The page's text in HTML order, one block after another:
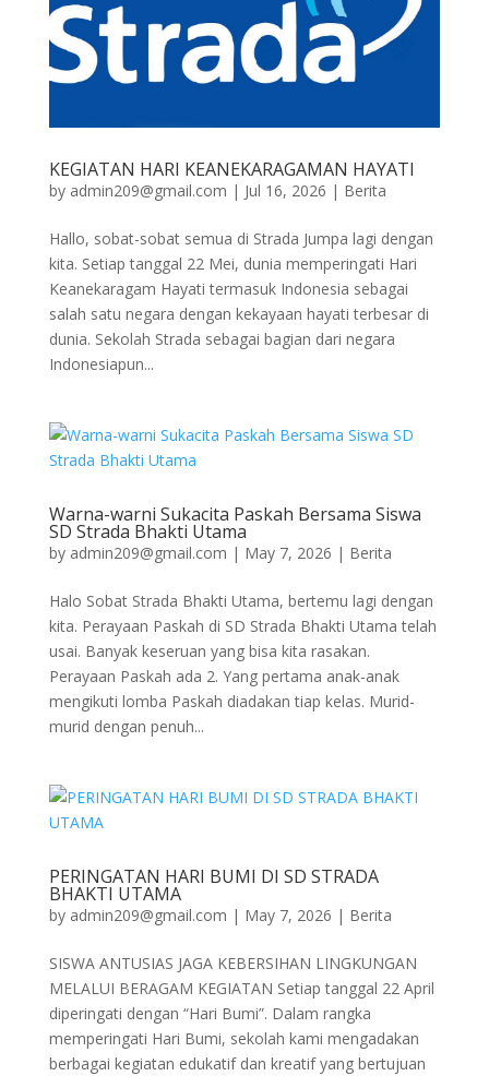
KEGIATAN HARI KEANEKARAGAMAN HAYATI
by admin209@gmail.com | Jul 16, 2026 | Berita
Hallo, sobat-sobat semua di Strada Jumpa lagi dengan
kita. Setiap tanggal 22 Mei, dunia memperingati Hari
Keanekaragam Hayati termasuk Indonesia sebagai
salah satu negara dengan kekayaan hayati terbesar di
dunia. Sekolah Strada sebagai bagian dari negara
Indonesiapun...
Warna-warni Sukacita Paskah Bersama Siswa
SD Strada Bhakti Utama
by admin209@gmail.com | May 7, 2026 | Berita
Halo Sobat Strada Bhakti Utama, bertemu lagi dengan
kita. Perayaan Paskah di SD Strada Bhakti Utama telah
usai. Banyak keseruan yang bisa kita rasakan.
Perayaan Paskah ada 2. Yang pertama anak-anak
mengikuti lomba Paskah diadakan tiap kelas. Murid-
murid dengan penuh...
PERINGATAN HARI BUMI DI SD STRADA
BHAKTI UTAMA
by admin209@gmail.com | May 7, 2026 | Berita
SISWA ANTUSIAS JAGA KEBERSIHAN LINGKUNGAN
MELALUI BERAGAM KEGIATAN Setiap tanggal 22 April
diperingati dengan “Hari Bumi”. Dalam rangka
memperingati Hari Bumi, sekolah kami mengadakan
berbagai kegiatan edukatif dan kreatif yang bertujuan